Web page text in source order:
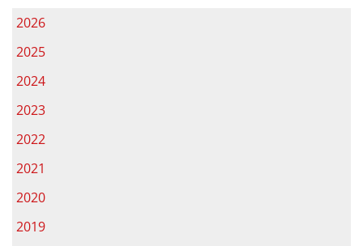
2026
2025
2024
2023
2022
2021
2020
2019